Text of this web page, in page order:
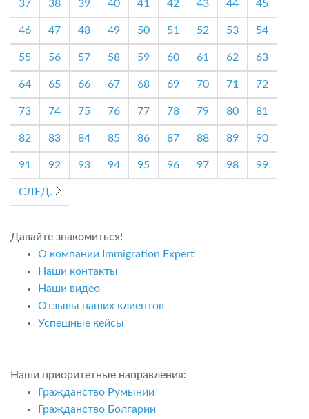
37 38 39 40 41 42 43 44 45
46 47 48 49 50 51 52 53 54
55 56 57 58 59 60 61 62 63
64 65 66 67 68 69 70 71 72
73 74 75 76 77 78 79 80 81
82 83 84 85 86 87 88 89 90
91 92 93 94 95 96 97 98 99
СЛЕД.
Давайте знакомиться!
О компании Immigration Expert
Наши контакты
Наши видео
Отзывы наших клиентов
Успешные кейсы
Наши приоритетные направления:
Гражданство Румынии
Гражданство Болгарии